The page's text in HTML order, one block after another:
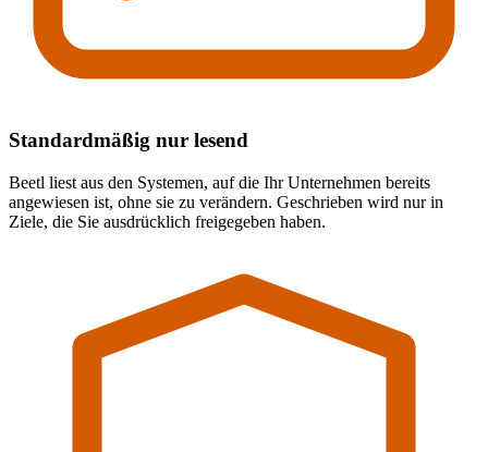
Standardmäßig nur lesend
Beetl liest aus den Systemen, auf die Ihr Unternehmen bereits
angewiesen ist, ohne sie zu verändern. Geschrieben wird nur in
Ziele, die Sie ausdrücklich freigegeben haben.